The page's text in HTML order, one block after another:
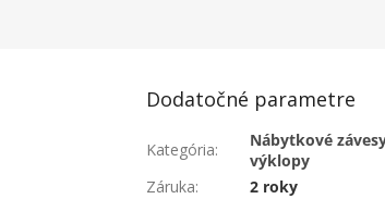
Dodatočné parametre
Kategória:
Nábytkové
výklopy
Záruka:
2 roky